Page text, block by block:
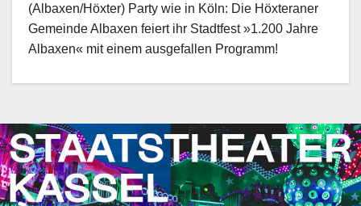
(Albaxen/Höxter) Party wie in Köln: Die Höxteraner
Gemeinde Albaxen feiert ihr Stadtfest »1.200 Jahre
Albaxen« mit einem ausgefallen Programm!